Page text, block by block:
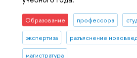
Образование профессора
экспертиза разъяснение
магистратура